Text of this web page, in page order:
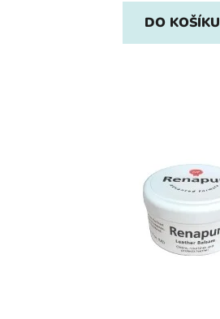
DO KOŠÍKU